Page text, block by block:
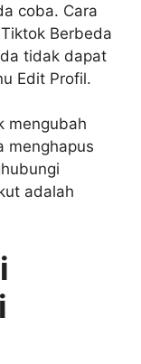
coba. Cara
Berbeda
tidak dapat
Edit Profil.
mengubah
menghapus
adalah